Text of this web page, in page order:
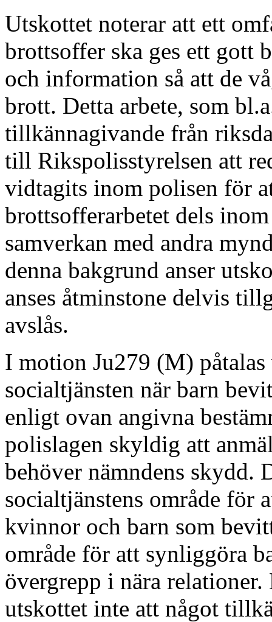
Utskottet noterar att ett
brottsoffer ska ges ett gott
och information så att de
brott. Detta arbete, som
tillkännagivande från
till Rikspolisstyrelsen att
vidtagits inom polisen för
brottsofferarbetet dels
samverkan med andra
denna bakgrund anser
anses åtminstone delvis
avslås.
I motion Ju279 (M)
socialtjänsten när barn
enligt ovan angivna
polislagen skyldig att
behöver nämndens skydd.
socialtjänstens område för
kvinnor och barn som
område för att synliggöra
övergrepp i nära
utskottet inte att något